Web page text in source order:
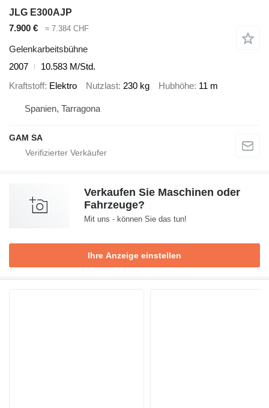
JLG E300AJP
7.900 €
≈ 7.384 CHF
Gelenkarbeitsbühne
2007
10.583 M/Std.
Kraftstoff Elektro Nutzlast 230 kg Hubhöhe 11 m
Spanien, Tarragona
GAM SA
Verkaufen Sie Maschinen oder
Fahrzeuge?
Mit uns - können Sie das tun!
Ihre Anzeige einstellen